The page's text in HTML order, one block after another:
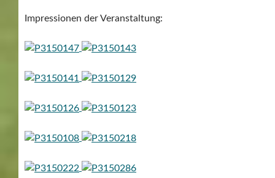
Impressionen der Veranstaltung: